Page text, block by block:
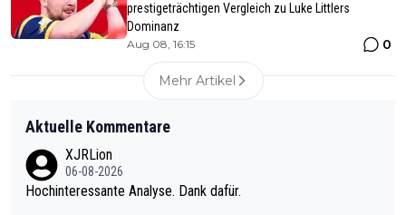
prestigeträchtigen Vergleich zu Luke Littlers
Dominanz
Aug 08, 16:15 0
Mehr Artikel
Aktuelle Kommentare
XJRLion
06-08-2026
Hochinteressante Analyse. Dank dafür.